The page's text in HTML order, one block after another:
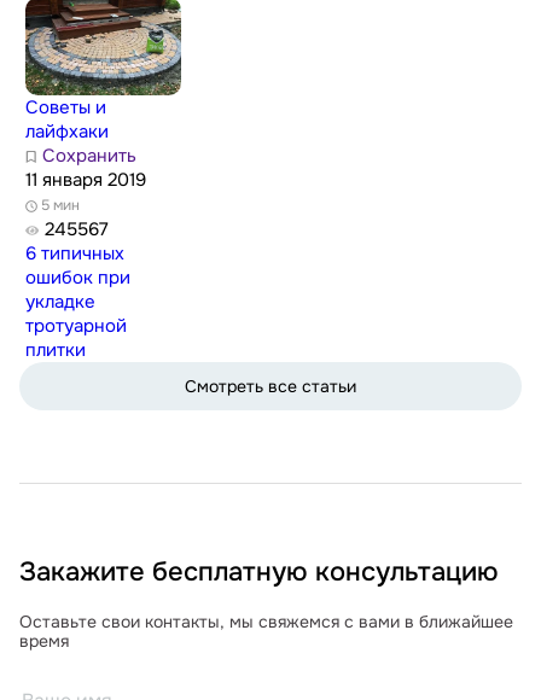
Советы и
лайфхаки
Сохранить
11 января 2019
5 мин
245567
6 типичных
ошибок при
укладке
тротуарной
плитки
Смотреть все статьи
Закажите бесплатную консультацию
Оставьте свои контакты, мы свяжемся с вами в ближайшее
время